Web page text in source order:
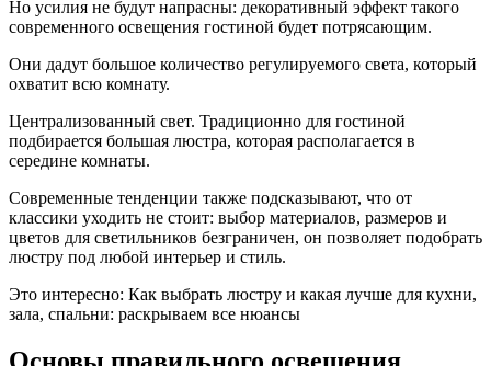
Но усилия не будут напрасны: декоративный эффект такого
современного освещения гостиной будет потрясающим.
Они дадут большое количество регулируемого света, который
охватит всю комнату.
Централизованный свет. Традиционно для гостиной
подбирается большая люстра, которая располагается в
середине комнаты.
Современные тенденции также подсказывают, что от
классики уходить не стоит: выбор материалов, размеров и
цветов для светильников безграничен, он позволяет подобрать
люстру под любой интерьер и стиль.
Это интересно: Как выбрать люстру и какая лучше для кухни,
зала, спальни: раскрываем все нюансы